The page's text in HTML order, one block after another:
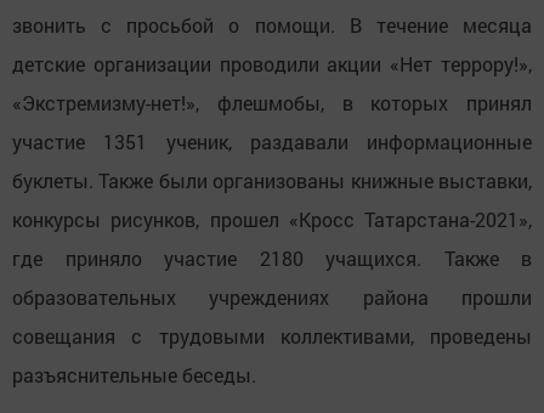
звонить с просьбой о помощи. В течение месяца
детские организации проводили акции «Нет террору!»,
«Экстремизму-нет!», флешмобы, в которых принял
участие 1351 ученик, раздавали информационные
буклеты. Также были организованы книжные выставки,
конкурсы рисунков, прошел «Кросс Татарстана-2021»,
где приняло участие 2180 учащихся. Также в
образовательных учреждениях района прошли
совещания с трудовыми коллективами, проведены
разъяснительные беседы.